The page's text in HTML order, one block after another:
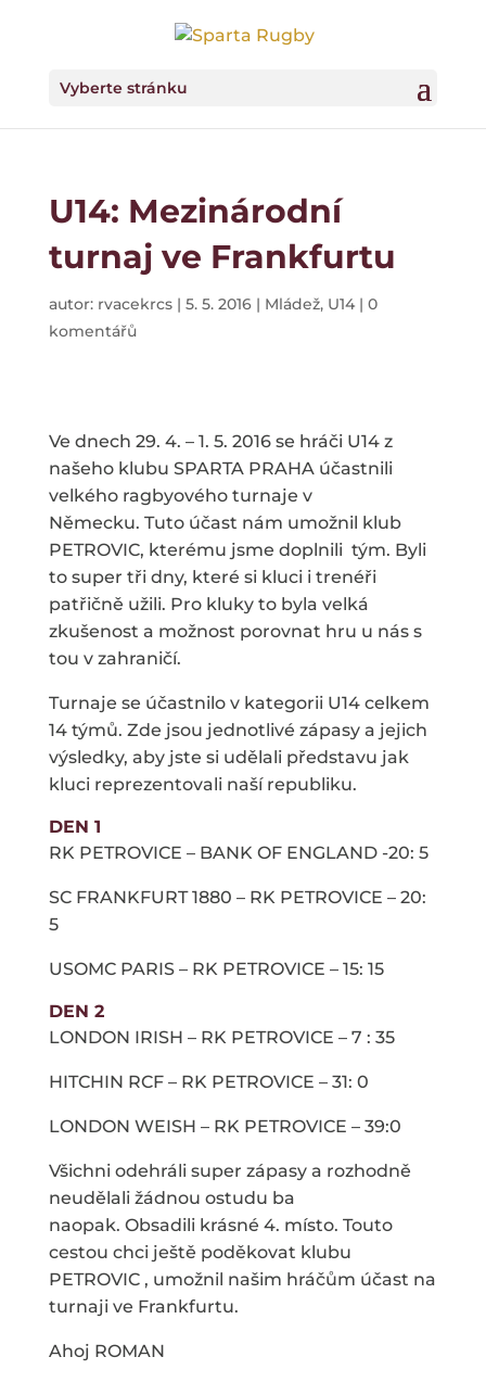
Vyberte stránku
U14: Mezinárodní
turnaj ve Frankfurtu
autor: rvacekrcs| 5. 5. 2016| Mládež, U14| 0
komentářů
Ve dnech 29. 4. – 1. 5. 2016 se hráči U14 z
našeho klubu SPARTA PRAHA účastnili
velkého ragbyového turnaje v
Německu. Tuto účast nám umožnil klub
PETROVIC, kterému jsme doplnili tým. Byli
to super tři dny, které si kluci i trenéři
patřičně užili. Pro kluky to byla velká
zkušenost a možnost porovnat hru u nás s
tou v zahraničí.
Turnaje se účastnilo v kategorii U14 celkem
14 týmů. Zde jsou jednotlivé zápasy a jejich
výsledky, aby jste si udělali představu jak
kluci reprezentovali naší republiku.
DEN 1
RK PETROVICE – BANK OF ENGLAND -20: 5
SC FRANKFURT 1880 – RK PETROVICE – 20:
5
USOMC PARIS – RK PETROVICE – 15: 15
DEN 2
LONDON IRISH – RK PETROVICE – 7 : 35
HITCHIN RCF – RK PETROVICE – 31: 0
LONDON WEISH – RK PETROVICE – 39:0
Všichni odehráli super zápasy a rozhodně
neudělali žádnou ostudu ba
naopak. Obsadili krásné 4. místo. Touto
cestou chci ještě poděkovat klubu
PETROVIC , umožnil našim hráčům účast na
turnaji ve Frankfurtu.
Ahoj ROMAN